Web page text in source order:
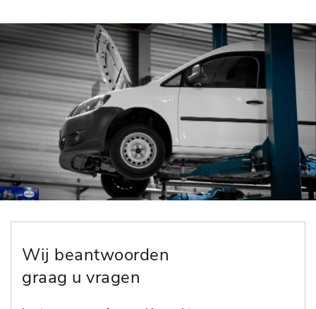
Wij beantwoorden
graag u vragen